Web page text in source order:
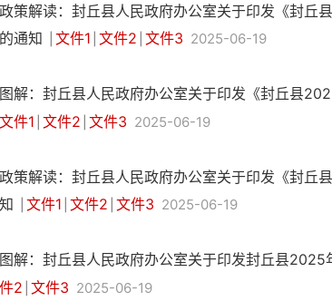
政策解读：封丘县人民政府办公室关于印发《封丘
的通知
文件1 文件2 文件3 2025-06-19
图解：封丘县人民政府办公室关于印发《封丘县
文件1 文件2 文件3 2025-06-19
政策解读：封丘县人民政府办公室关于印发《封丘
知
文件1 文件2 文件3 2025-06-19
图解：封丘县人民政府办公室关于印发封丘县
件2 文件3 2025-06-19